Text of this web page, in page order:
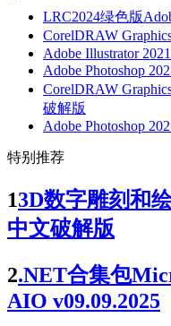
LRC2024绿色版
CorelDRAW
Adobe Illustrator
Adobe Photoshop
CorelDRAW
破解版
Adobe Photoshop
特别推荐
13D数字雕刻和
中文破解版
2.NET合集包
AIO v09.09.2025